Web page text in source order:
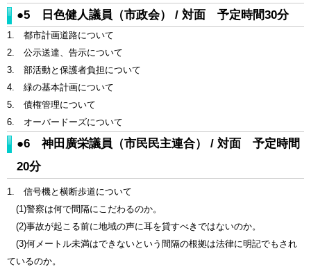
●5 日色健人議員（市政会） / 対面 予定時間30分
1. 都市計画道路について
2. 公示送達、告示について
3. 部活動と保護者負担について
4. 緑の基本計画について
5. 債権管理について
6. オーバードーズについて
●6 神田廣栄議員（市民民主連合） / 対面 予定時間
20分
1. 信号機と横断歩道について
(1)警察は何で間隔にこだわるのか。
(2)事故が起こる前に地域の声に耳を貸すべきではないのか。
(3)何メートル未満はできないという間隔の根拠は法律に明記でもされ
ているのか。